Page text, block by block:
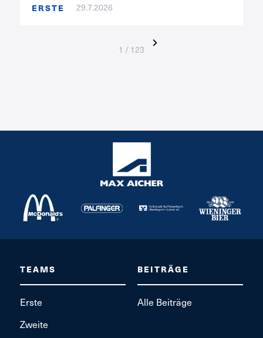
ERSTE 29.7.2026
1 / 123
TEAMS
Erste
Zweite
BEITRÄGE
Alle Beiträge